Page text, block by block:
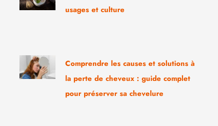
usages et culture
Comprendre les causes et solutions à
la perte de cheveux : guide complet
pour préserver sa chevelure